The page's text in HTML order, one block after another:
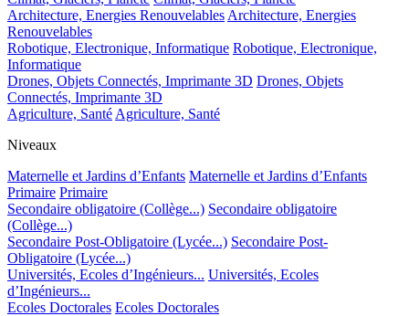
Architecture, Energies Renouvelables Architecture, Energies
Renouvelables
Robotique, Electronique, Informatique Robotique, Electronique,
Informatique
Drones, Objets Connectés, Imprimante 3D Drones, Objets
Connectés, Imprimante 3D
Agriculture, Santé Agriculture, Santé
Niveaux
Maternelle et Jardins d’Enfants Maternelle et Jardins d’Enfants
Primaire Primaire
Secondaire obligatoire (Collège...) Secondaire obligatoire
(Collège...)
Secondaire Post-Obligatoire (Lycée...) Secondaire Post-
Obligatoire (Lycée...)
Universités, Ecoles d’Ingénieurs... Universités, Ecoles
d’Ingénieurs...
Ecoles Doctorales Ecoles Doctorales